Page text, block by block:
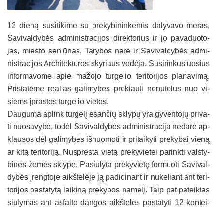
13 die­ną su­si­ti­ki­me su pre­ky­bi­nin­kė­mis da­ly­va­vo me­ras,
Sa­vi­val­dy­bės ad­mi­nist­ra­ci­jos di­rek­to­rius ir jo pa­va­duo­to­
jas, mies­to se­niū­nas, Ta­ry­bos na­rė ir Sa­vi­val­dy­bės ad­mi­
nist­ra­ci­jos Ar­chi­tek­tū­ros sky­riaus ve­dė­ja. Su­si­rin­ku­siuo­sius
in­for­ma­vo­me apie ma­žo­jo tur­ge­lio te­ri­to­ri­jos pla­na­vi­mą.
Pris­ta­tė­me rea­lias ga­li­my­bes pre­kiau­ti ne­nu­to­lus nuo vi­
siems įpras­tos tur­ge­lio vie­tos.
Dau­gu­ma ap­link tur­ge­lį esan­čių skly­pų yra gy­ven­to­jų pri­va­
ti nuo­sa­vy­bė, to­dėl Sa­vi­val­dy­bės ad­mi­nist­ra­ci­ja ne­da­rė ap­
klau­sos dėl ga­li­my­bės iš­nuo­mo­ti ir pri­tai­ky­ti pre­ky­bai vie­ną
ar ki­tą te­ri­to­ri­ją. Nusp­ręs­ta vie­tą pre­ky­vie­tei pa­rink­ti vals­ty­
bi­nės že­mės skly­pe. Pa­siū­ly­ta pre­ky­vie­tę for­muo­ti Sa­vi­val­
dy­bės įreng­to­je aikš­te­lė­je ją pa­di­di­nant ir nu­ke­liant ant te­ri­
to­ri­jos pa­sta­ty­tą lai­ki­ną pre­ky­bos na­me­lį. Taip pat pa­teik­tas
siū­ly­mas ant as­fal­to dan­gos aikš­te­lės pa­sta­ty­ti 12 kon­tei­